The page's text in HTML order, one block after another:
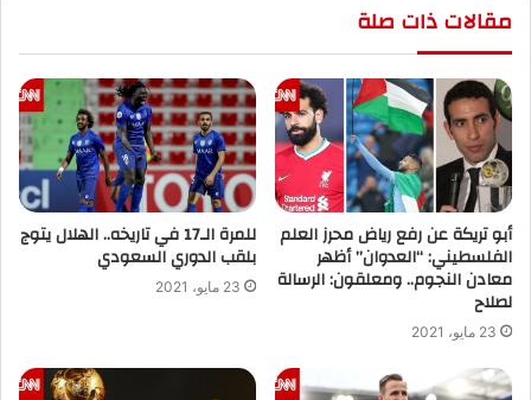
مقالات ذات صلة
أبو تريكة عن رفع رياض محرز العلم
الفلسطيني: “العدوان” أظهر
معادن النجوم.. ومعلقون: الرسالة
لصلاح
23 مايو، 2021
للمرة الـ17 في تاريخه.. الهلال يتوج
بلقب الدوري السعودي
23 مايو، 2021